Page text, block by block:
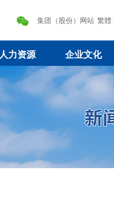
集团（股份）网站 繁體 |
人力资源 企业文化